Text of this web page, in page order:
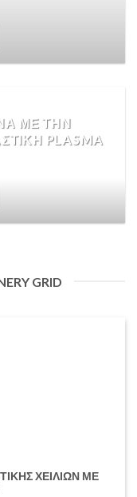
ΜΕ ΤΗΝ
PLASMA
GRID
ΧΕΙΛΙΩΝ ΜΕ